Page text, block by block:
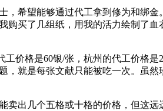
希望能够通过代工拿到修为和绑
买了几组纸，用我的活力绘制了
价格是60银/张，杭州的代工价格
就是每张文献只能被吃一次。虽
出几个五格或十格的价格，但这